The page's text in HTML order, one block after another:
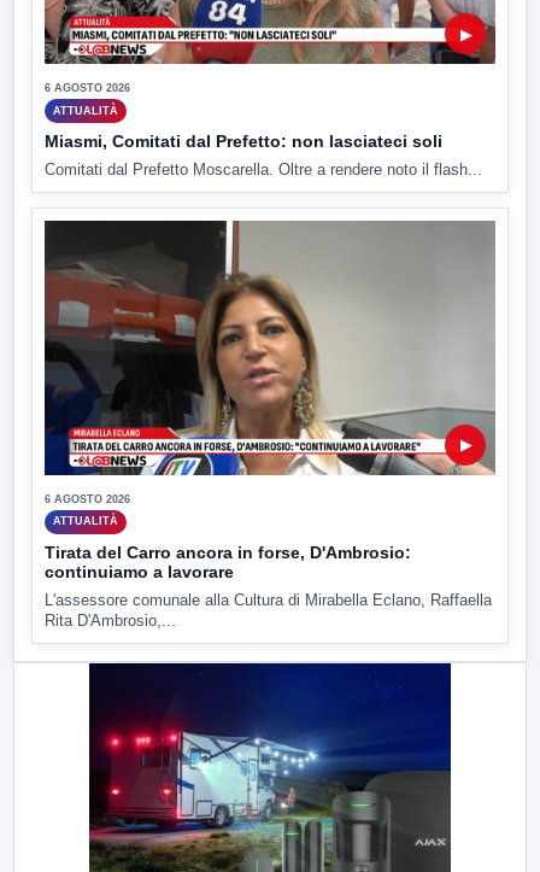
▶
6 AGOSTO 2026
ATTUALITÀ
Miasmi, Comitati dal Prefetto: non lasciateci soli
Comitati dal Prefetto Moscarella. Oltre a rendere noto il flash...
▶
6 AGOSTO 2026
ATTUALITÀ
Tirata del Carro ancora in forse, D'Ambrosio:
continuiamo a lavorare
L'assessore comunale alla Cultura di Mirabella Eclano, Raffaella
Rita D'Ambrosio,...